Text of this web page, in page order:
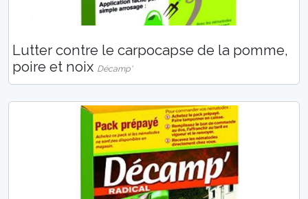
Lutter contre le carpocapse de la pomme,
poire et noix Décamp'